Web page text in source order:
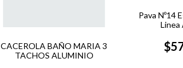
CACEROLA BAÑO MARIA 3
TACHOS ALUMINIO
Pava Nº14
Linea